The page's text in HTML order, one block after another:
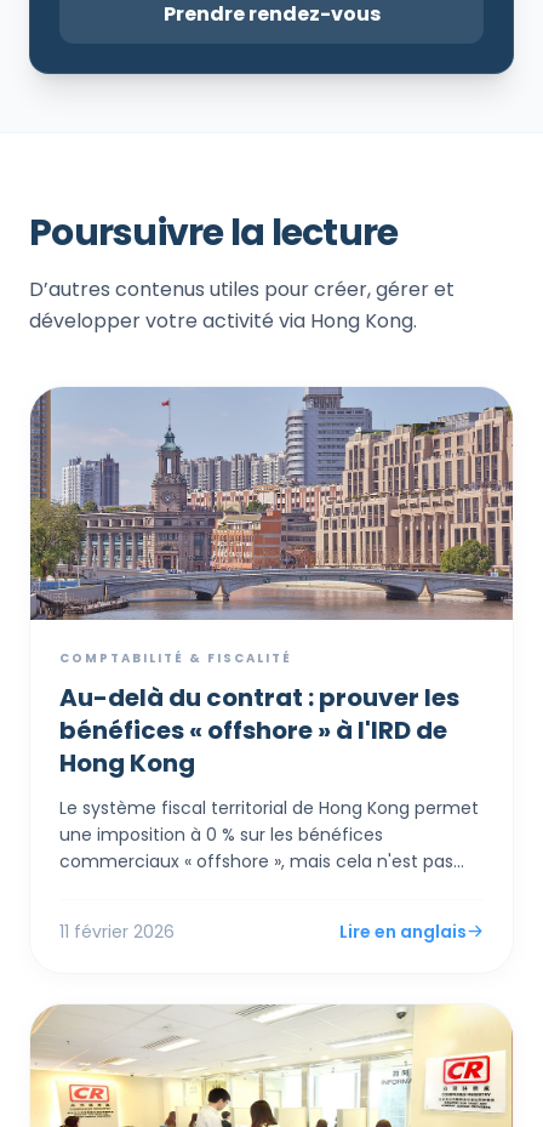
Prendre rendez-vous
Poursuivre la lecture
D’autres contenus utiles pour créer, gérer et
développer votre activité via Hong Kong.
COMPTABILITÉ & FISCALITÉ
Au-delà du contrat : prouver les
bénéfices « offshore » à l'IRD de
Hong Kong
Le système fiscal territorial de Hong Kong permet
une imposition à 0 % sur les bénéfices
commerciaux « offshore », mais cela n'est pas
examinant non seulement où les contrats sont
présente la documentation essentielle sur 7 ans
requise pour justifier une demande offshore,
couvrant tout des « Procès-verbaux de réunions »
à la conformité en matière de prix de transfert.
11 février 2026 Lire en anglais